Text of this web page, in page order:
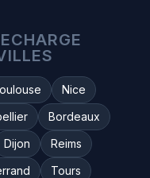
Nice
Bordeaux
Dijon
Reims
Tours